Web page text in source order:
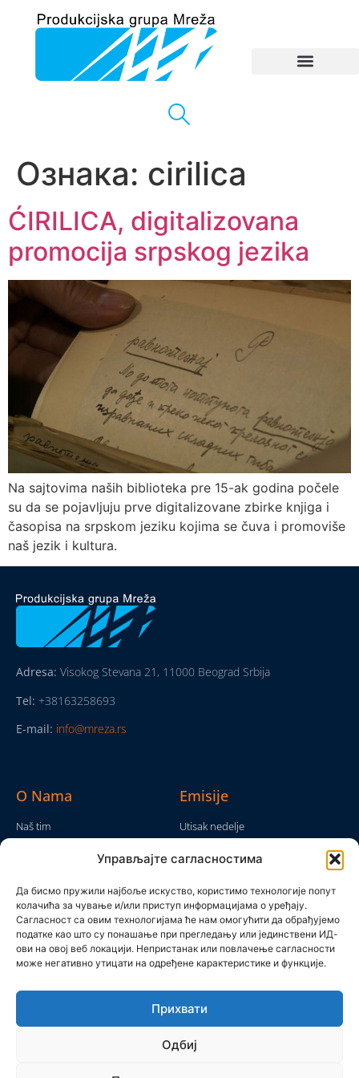
Управљајте сагласностима
Да бисмо пружили најбоље искуство, користимо технологије попут
колачића за чување и/или приступ информацијама о уређају.
Сагласност са овим технологијама ће нам омогућити да обрађујемо
податке као што су понашање при прегледању или јединствени ИД-
ови на овој веб локацији. Непристанак или повлачење сагласности
може негативно утицати на одређене карактеристике и функције.
Прихвати
Одбиј
Ознака: cirilica
ĆIRILICA, digitalizovana
promocija srpskog jezika
Na sajtovima naših biblioteka pre 15-ak godina počele
su da se pojavljuju prve digitalizovane zbirke knjiga i
časopisa na srpskom jeziku kojima se čuva i promoviše
naš jezik i kultura.
Adresa: Visokog Stevana 21, 11000 Beograd Srbija
Tel: +38163258693
E-mail: info@mreza.rs
O Nama
Naš tim
Politika privatnosti
Kontakt
Emisije
Utisak nedelje
Moram da kažem
Brojke i bajke
Ostale emisije
Pronađite nas